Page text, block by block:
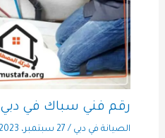
رقم فني سباك في دبي
الصيانة في دبي / 27 سبتمبر، 2023